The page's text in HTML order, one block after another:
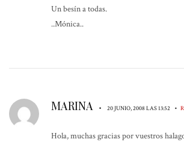
Un besín a todas.
..Mónica..
MARINA • 20 JUNIO, 2008 LAS 13:52 •
Hola, muchas gracias por vuestros